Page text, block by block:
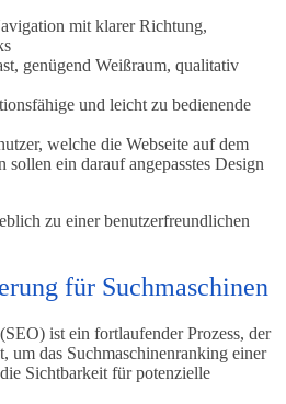
mit klarer Richtung,
genügend Weißraum, qualitativ
und leicht zu bedienende
welche die Webseite auf dem
sollen ein darauf angepasstes Design
zu einer benutzerfreundlichen
für Suchmaschinen
ist ein fortlaufender Prozess, der
um das Suchmaschinenranking einer
Sichtbarkeit für potenzielle